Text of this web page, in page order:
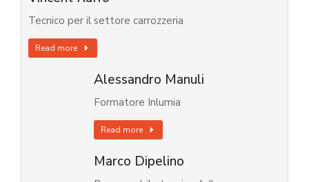
Tecnico per il settore carrozzeria
Read more
Alessandro Manuli
Formatore Inlumia
Read more
Marco Dipelino